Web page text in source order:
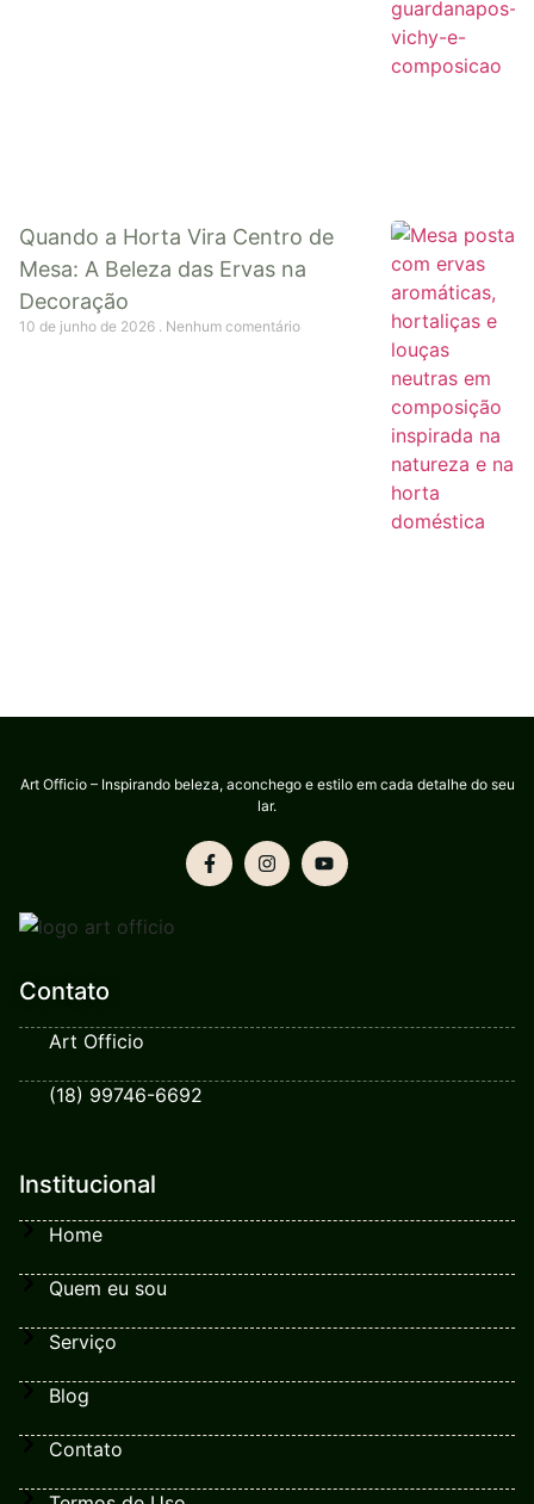
Quando a Horta Vira Centro de
Mesa: A Beleza das Ervas na
Decoração
10 de junho de 2026 Nenhum comentário
Art Officio – Inspirando beleza, aconchego e estilo em cada detalhe do seu
lar.
Contato
Art Officio
(18) 99746-6692
Institucional
Home
Quem eu sou
Serviço
Blog
Contato